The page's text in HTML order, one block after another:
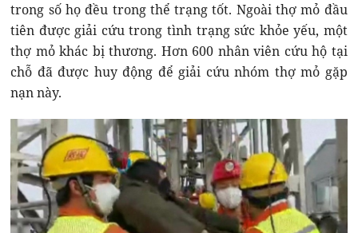
trong số họ đều trong thể trạng tốt. Ngoài thợ mỏ đầu
tiên được giải cứu trong tình trạng sức khỏe yếu, một
thợ mỏ khác bị thương. Hơn 600 nhân viên cứu hộ tại
chỗ đã được huy động để giải cứu nhóm thợ mỏ gặp
nạn này.